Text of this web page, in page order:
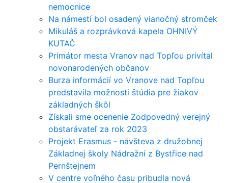
nemocnice
Na námestí bol osadený vianočný stromček
Mikuláš a rozprávková kapela OHNIVÝ
KUTAČ
Primátor mesta Vranov nad Topľou privítal
novonarodených občanov
Burza informácií vo Vranove nad Topľou
predstavila možnosti štúdia pre žiakov
základných škôl
Získali sme ocenenie Zodpovedný verejný
obstarávateľ za rok 2023
Projekt Erasmus - návšteva z družobnej
Základnej školy Nádražní z Bystřice nad
Pernštejnem
V centre voľného času pribudla nová